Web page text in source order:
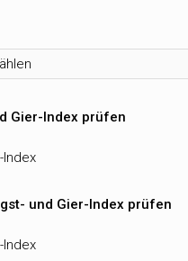
Gier-Index prüfen
und Gier-Index prüfen